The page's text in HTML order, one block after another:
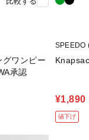
グワンピー
承認
SPEEDO
¥1,890
値下げ